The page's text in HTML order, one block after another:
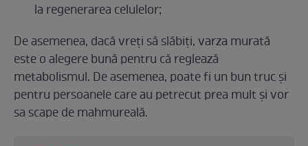
la regenerarea celulelor;
De asemenea, dacă vreţi să slăbiţi, varza murată
este o alegere bună pentru că reglează
metabolismul. De asemenea, poate fi un bun truc şi
pentru persoanele care au petrecut prea mult și vor
sa scape de mahmureală.